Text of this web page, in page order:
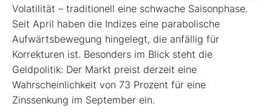
Volatilität – traditionell eine schwache Saisonphase.
Seit April haben die Indizes eine parabolische
Aufwärtsbewegung hingelegt, die anfällig für
Korrekturen ist. Besonders im Blick steht die
Geldpolitik: Der Markt preist derzeit eine
Wahrscheinlichkeit von 73 Prozent für eine
Zinssenkung im September ein.